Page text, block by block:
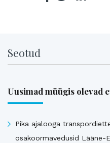
Seotud
Uusimad müügis olevad
Pika ajalooga
osakoormavedusid Lääne-